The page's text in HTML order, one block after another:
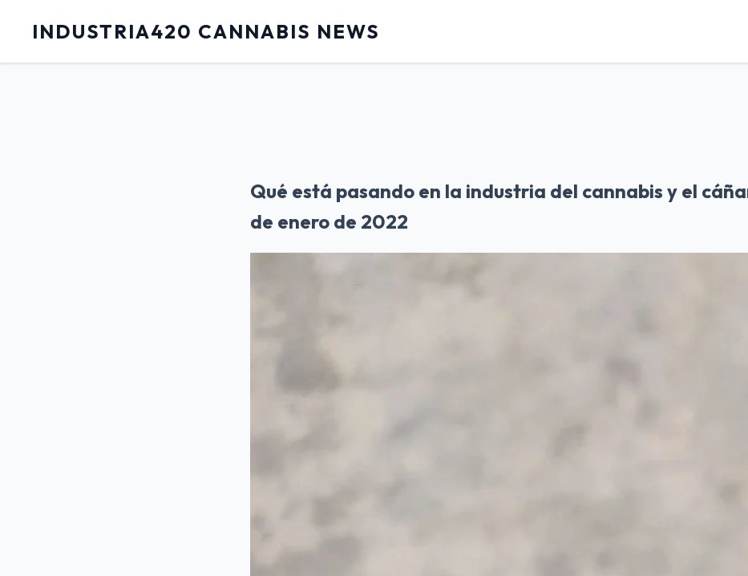
INDUSTRIA420 CANNABIS NEWS
Qué está pasando en la industria del cannabis y el
de enero de 2022